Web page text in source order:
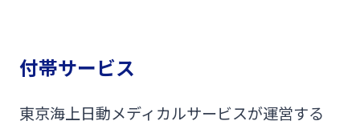
付帯サービス
東京海上日動メディカルサービスが運営する